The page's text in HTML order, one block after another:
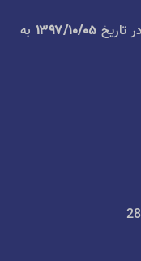
تاریخ ۱۳۹۷/۱۰/۰۵ به